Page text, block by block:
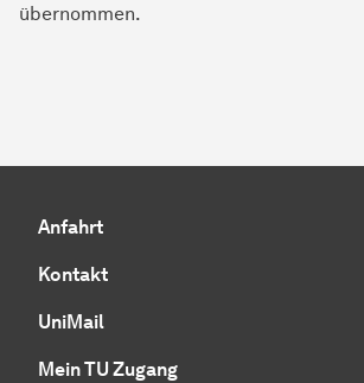
übernommen.
Anfahrt
Kontakt
UniMail
Mein TU Zugang